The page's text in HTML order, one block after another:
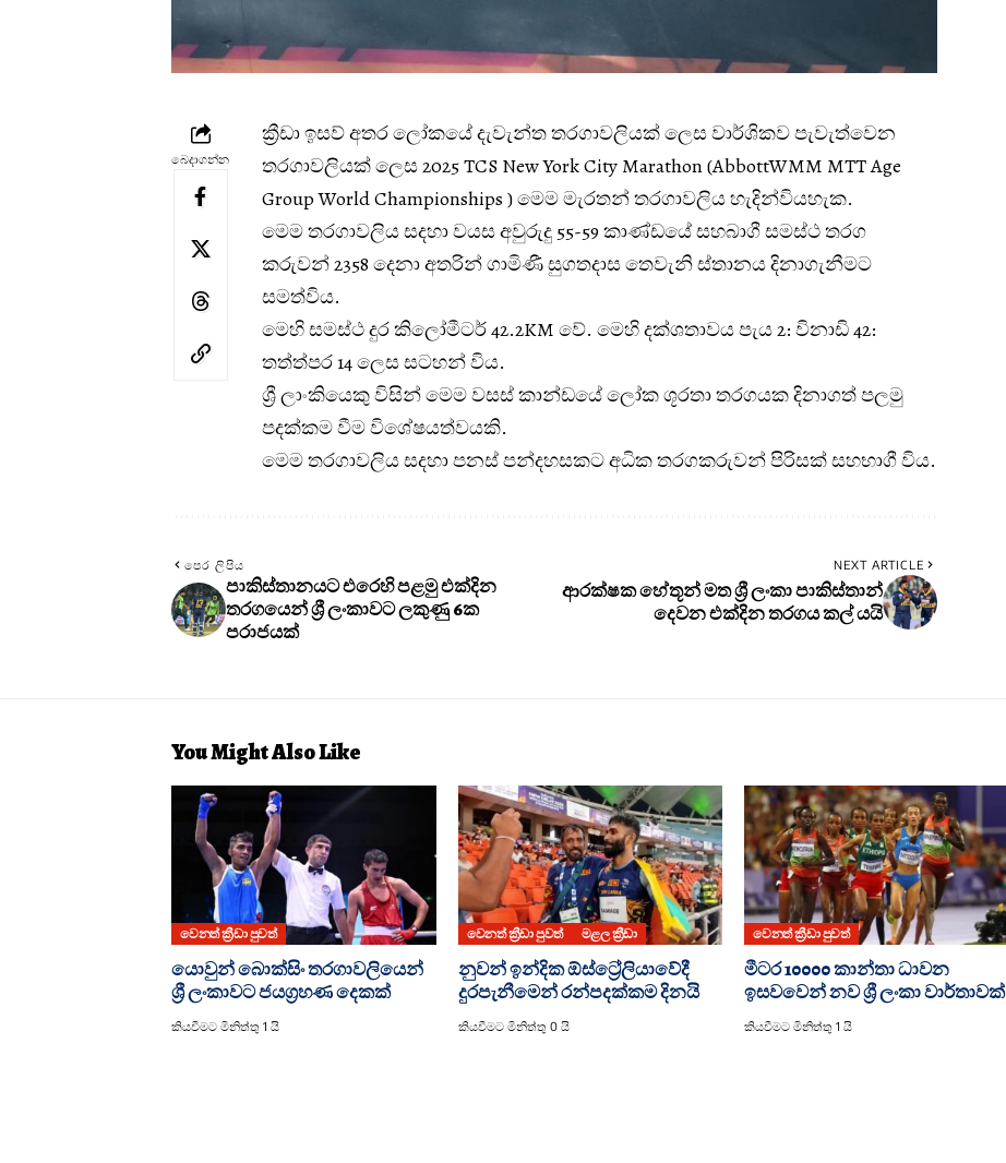
බෙදාගන්න
ක්‍රීඩා ඉසව් අතර ලෝකයේ දැවැන්ත තරගාවලියක් ලෙස වාර්ශිකව පැවැත්වෙන
තරගාවලියක් ලෙස 2025 TCS New York City Marathon (AbbottWMM MTT Age
Group World Championships ) මෙම මැරතන් තරගාවලිය හැදින්වියහැක.
මෙම තරගාවලිය සදහා වයස අවුරුදු 55-59 කාණ්ඩයේ සහබාගී සමස්ථ තරග
කරුවන් 2358 දෙනා අතරින් ගාමිණී සුගතදාස තෙවැනි ස්තානය දිනාගැනීමට
සමත්විය.
මෙහි සමස්ථ දුර කිලෝමීටර් 42.2KM වේ. මෙහි දක්ශතාවය පැය 2: විනාඩි 42:
තත්ත්පර 14 ලෙස සටහන් විය.
ශ්‍රී ලාංකියෙකු විසින් මෙම වසස් කාන්ඩයේ ලෝක ශූරතා තරගයක දිනාගත් පලමු
පදක්කම වීම විශේෂයත්වයකි.
මෙම තරගාවලිය සදහා පනස් පන්දහසකට අධික තරගකරුවන් පිරිසක් සහභාගී විය.
පෙර ලිපිය
පාකිස්තානයට එරෙහි පළමු එක්දින
තරගයෙන් ශ්‍රී ලංකාවට ලකුණු 6ක
පරාජයක්
NEXT ARTICLE
ආරක්ෂක හේතූන් මත ශ්‍රී ලංකා පාකිස්තාන්
දෙවන එක්දින තරගය කල්‍ යයි
You Might Also Like
වෙනත් ක්‍රීඩා පුවත්
යොවුන් බොක්සිං තරගාවලියෙන්
ශ්‍රී ලංකාවට ජයග්‍රහණ දෙකක්
කියවීමට මිනිත්තු 1 යි
වෙනත් ක්‍රීඩා පුවත් මළල ක්‍රීඩා
නුවන් ඉන්දික ඕස්ට්‍රේලියාවේදී
දුරපැනීමෙන් රන්පදක්කම දිනයි
කියවීමට මිනිත්තු 0 යි
වෙනත් ක්‍රීඩා පුවත්
මීටර 10000 කාන්තා ධාවන
ඉසවවෙන් නව ශ්‍රී ලංකා වාර්තාවක්
කියවීමට මිනිත්තු 1 යි